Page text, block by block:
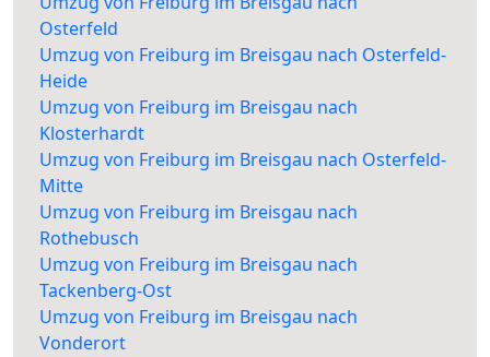
Osterfeld
Umzug von Freiburg im Breisgau nach Osterfeld-
Heide
Umzug von Freiburg im Breisgau nach
Klosterhardt
Umzug von Freiburg im Breisgau nach Osterfeld-
Mitte
Umzug von Freiburg im Breisgau nach
Rothebusch
Umzug von Freiburg im Breisgau nach
Tackenberg-Ost
Umzug von Freiburg im Breisgau nach
Vonderort